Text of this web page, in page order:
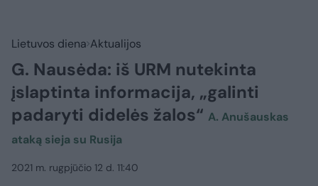
Lietuvos diena Aktualijos
G. Nausėda: iš URM nutekinta
įslaptinta informacija, „galinti
padaryti didelės žalos“ A. Anušauskas
ataką sieja su Rusija
2021 m. rugpjūčio 12 d. 11:40